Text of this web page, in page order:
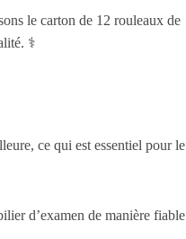
le carton de 12 rouleaux de
⚕️
ce qui est essentiel pour le
d’examen de manière fiable